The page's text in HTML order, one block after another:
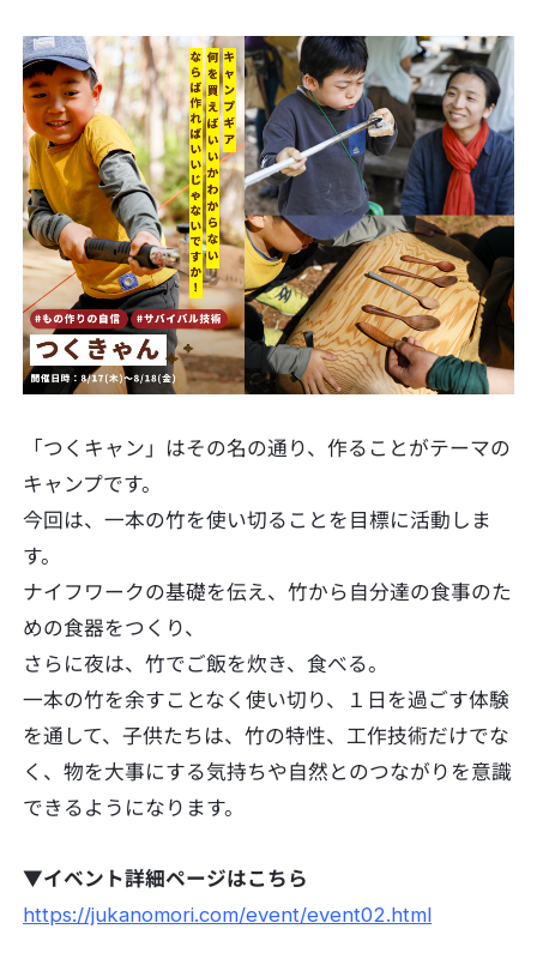
「つくキャン」はその名の通り、作ることがテーマの
キャンプです。
今回は、一本の竹を使い切ることを目標に活動しま
す。
ナイフワークの基礎を伝え、竹から自分達の食事のた
めの食器をつくり、
さらに夜は、竹でご飯を炊き、食べる。
一本の竹を余すことなく使い切り、１日を過ごす体験
を通して、子供たちは、竹の特性、工作技術だけでな
く、物を大事にする気持ちや自然とのつながりを意識
できるようになります。
▼イベント詳細ページはこちら
https://jukanomori.com/event/event02.html